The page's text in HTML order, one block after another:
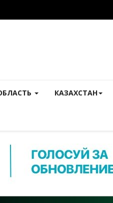
КАЗАХСТАН